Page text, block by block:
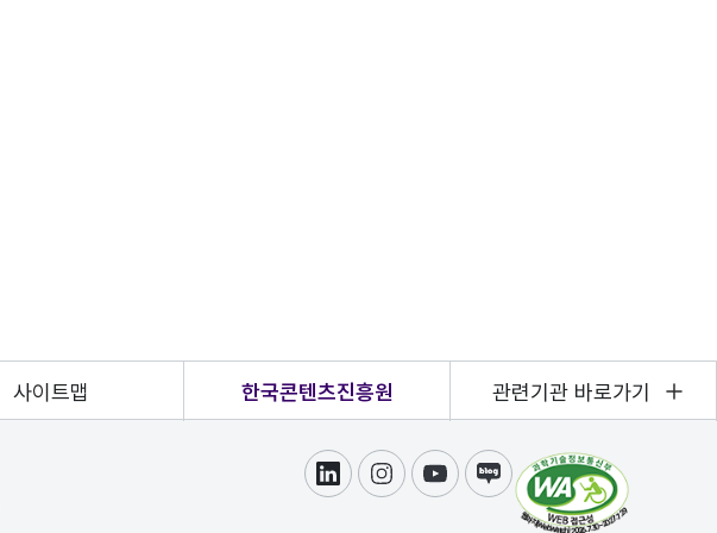
사이트맵 한국콘텐츠진흥원 관련기관 바로가기
링크드인인스타그램
유튜브블로그